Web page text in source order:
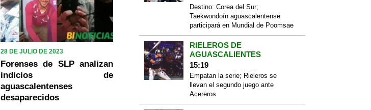
28 DE JULIO DE 2023
Forenses de SLP analizan
indicios de
aguascalentenses
desaparecidos
Destino: Corea del Sur;
Taekwondoín aguascalentense
participará en Mundial de Poomsae
RIELEROS DE
AGUASCALIENTES
15:19
Empatan la serie; Rieleros se
llevan el segundo juego ante
Acereros